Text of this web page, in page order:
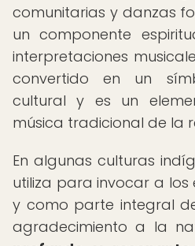
comunitarias y danzas
un componente
interpretaciones
convertido en un
cultural y es un
música tradicional de la
En algunas culturas
utiliza para invocar a los
y como parte integral
agradecimiento a la